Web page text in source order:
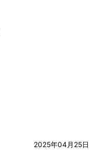
2025年04月25日